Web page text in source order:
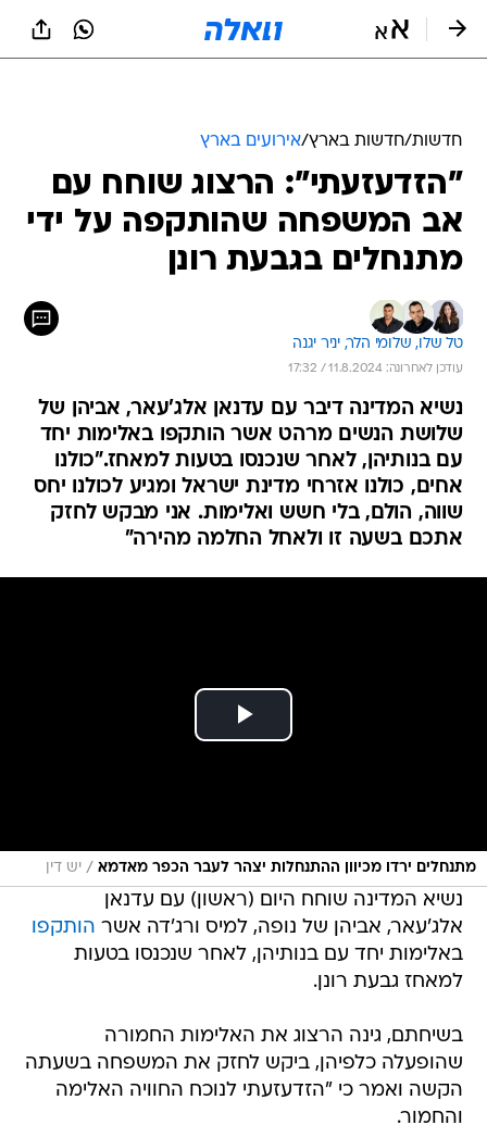
חדשות/חדשות בארץ/אירועים בארץ
"הזדעזעתי": הרצוג שוחח עם
אב המשפחה שהותקפה על ידי
מתנחלים בגבעת רונן
טל שלו, שלומי הלר, יניר יגנה
עודכן לאחרונה: 11.8.2024 / 17:32
נשיא המדינה דיבר עם עדנאן אלג'עאר, אביהן של
שלושת הנשים מרהט אשר הותקפו באלימות יחד
עם בנותיהן, לאחר שנכנסו בטעות למאחז."כולנו
אחים, כולנו אזרחי מדינת ישראל ומגיע לכולנו יחס
שווה, הולם, בלי חשש ואלימות. אני מבקש לחזק
אתכם בשעה זו ולאחל החלמה מהירה"
מתנחלים ירדו מכיוון ההתנחלות יצהר לעבר הכפר מאדמא / יש דין
נשיא המדינה שוחח היום (ראשון) עם עדנאן
אלג'עאר, אביהן של נופה, למיס ורג'דה אשר הותקפו
באלימות יחד עם בנותיהן, לאחר שנכנסו בטעות
למאחז גבעת רונן.
בשיחתם, גינה הרצוג את האלימות החמורה
שהופעלה כלפיהן, ביקש לחזק את המשפחה בשעתה
הקשה ואמר כי "הזדעזעתי לנוכח החוויה האלימה
והחמור.